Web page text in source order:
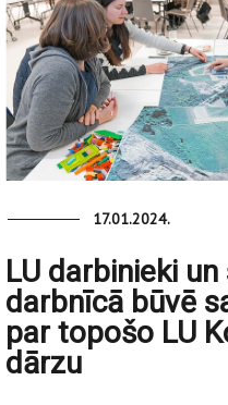
17.01.2024.
LU darbinieki
darbnīcā būvē
par topošo LU
dārzu